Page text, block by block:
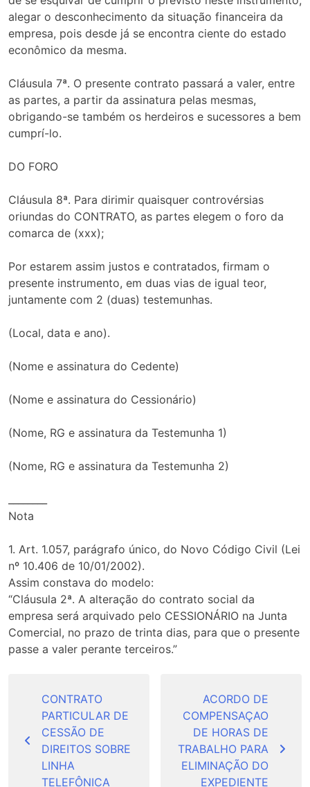
alegar o desconhecimento da situação financeira da
empresa, pois desde já se encontra ciente do estado
econômico da mesma.
Cláusula 7ª. O presente contrato passará a valer, entre
as partes, a partir da assinatura pelas mesmas,
obrigando-se também os herdeiros e sucessores a bem
cumprí-lo.
DO FORO
Cláusula 8ª. Para dirimir quaisquer controvérsias
oriundas do CONTRATO, as partes elegem o foro da
comarca de (xxx);
Por estarem assim justos e contratados, firmam o
presente instrumento, em duas vias de igual teor,
juntamente com 2 (duas) testemunhas.
(Local, data e ano).
(Nome e assinatura do Cedente)
(Nome e assinatura do Cessionário)
(Nome, RG e assinatura da Testemunha 1)
(Nome, RG e assinatura da Testemunha 2)
Nota
1. Art. 1.057, parágrafo único, do Novo Código Civil (Lei
nº 10.406 de 10/01/2002).
Assim constava do modelo:
“Cláusula 2ª. A alteração do contrato social da
empresa será arquivado pelo CESSIONÁRIO na Junta
Comercial, no prazo de trinta dias, para que o presente
passe a valer perante terceiros.”
Post
CONTRATO
PARTICULAR DE
CESSÃO DE
DIREITOS SOBRE
LINHA
TELEFÔNICA
ACORDO DE
COMPENSAÇAO
DE HORAS DE
TRABALHO PARA
ELIMINAÇÃO DO
EXPEDIENTE